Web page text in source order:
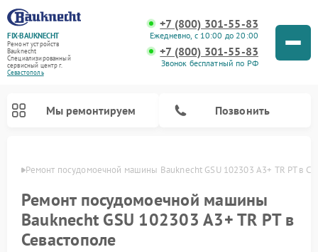
FIX-BAUKNECHT
Ремонт устройств
Bauknecht
Специализированный
cервисный центр г.
Севастополь
+7 (800) 301-55-83
Ежедневно, с 10:00 до 20:00
+7 (800) 301-55-83
Звонок бесплатный по РФ
Мы ремонтируем Позвонить
Ремонт посудомоечной машины Bauknecht GSU 102303 A3+ TR PT в
Ремонт посудомоечной машины
Bauknecht GSU 102303 A3+ TR PT в
Севастополе